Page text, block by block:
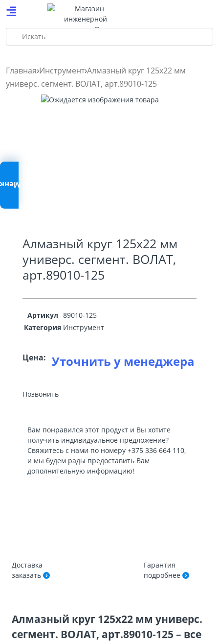
Искать
Главная Инструмент Алмазный круг 125х22 мм
универс. сегмент. ВОЛАТ, арт.89010-125
Алмазный круг 125х22 мм
универс. сегмент. ВОЛАТ,
арт.89010-125
Артикул 89010-125
Категория Инструмент
Цена: Уточнить у менеджера
Позвонить
Вам понравился этот продукт и Вы хотите
получить индивидуальное предложение?
Свяжитесь с нами по номеру +375 336 664 110,
и мы будем рады предоставить Вам
дополнительную информацию!
Доставка
заказать
Гарантия
подробнее
Алмазный круг 125х22 мм универс.
сегмент. ВОЛАТ, арт.89010-125 – все